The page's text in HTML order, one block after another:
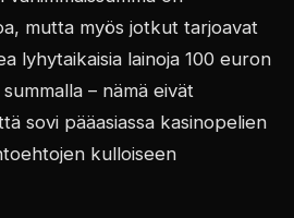
mutta myös jotkut tarjoavat
lyhytaikaisia lainoja 100 euron
– nämä eivät
sovi pääasiassa kasinopelien
kulloiseen